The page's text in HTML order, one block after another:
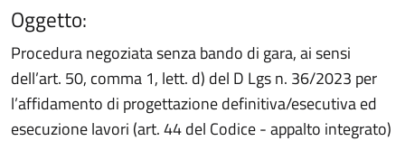
Oggetto:
Procedura negoziata senza bando di gara, ai sensi
dell’art. 50, comma 1, lett. d) del D Lgs n. 36/2023 per
l’affidamento di progettazione definitiva/esecutiva ed
esecuzione lavori (art. 44 del Codice - appalto integrato)